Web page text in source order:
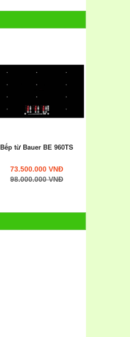
Bếp từ Bauer BE 960TS
73.500.000 VNĐ
98.000.000 VNĐ